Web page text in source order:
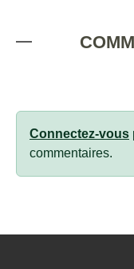
Connectez-vous
commentaires.